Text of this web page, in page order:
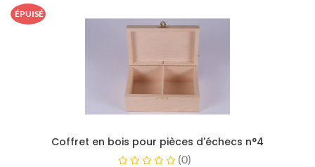
ÉPUISÉ
Coffret en bois pour pièces d'échecs n°4
(0)